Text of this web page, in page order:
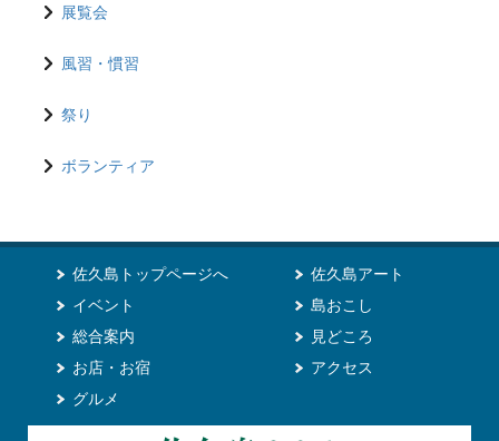
展覧会
風習・慣習
祭り
ボランティア
佐久島トップページへ
イベント
総合案内
お店・お宿
グルメ
佐久島アート
島おこし
見どころ
アクセス